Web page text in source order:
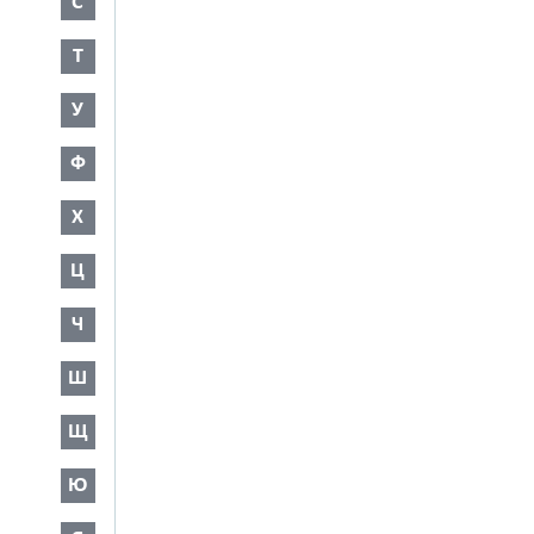
Т
У
Ф
Х
Ц
Ч
Ш
Щ
Ю